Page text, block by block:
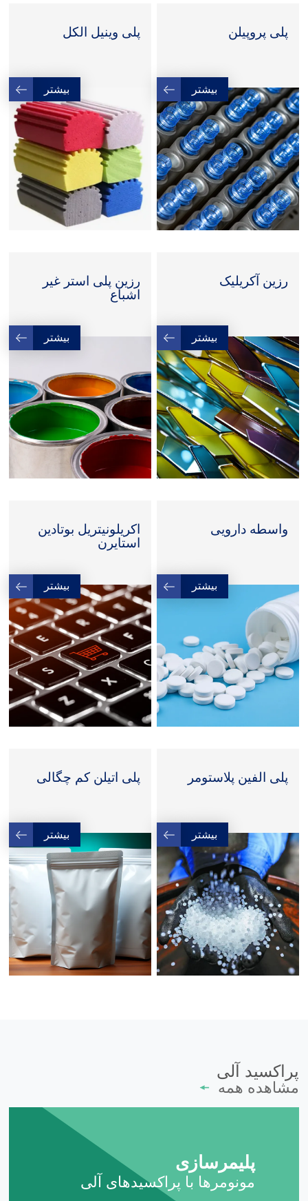
پلی پروپیلن
بیشتر
پلی وینیل الکل
بیشتر
رزین آکریلیک
بیشتر
رزین پلی استر غیر
اشباع
بیشتر
واسطه دارویی
بیشتر
اکریلونیتریل بوتادین
استایرن
بیشتر
پلی الفین پلاستومر
بیشتر
پلی اتیلن کم چگالی
بیشتر
پراکسید آلی
مشاهده همه
پلیمرسازی
مونومرها با پراکسیدهای آلی